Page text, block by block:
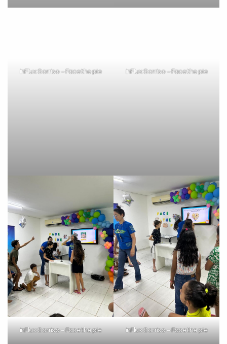
inFlux Sorriso – Face the pie inFlux Sorriso – Face the pie